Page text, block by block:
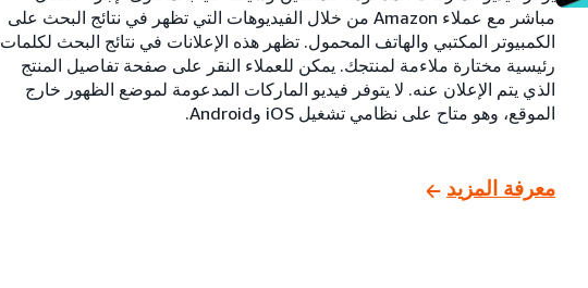
مباشر مع عملاء Amazon من خلال الفيديوهات التي تظهر في نتائج البحث على
الكمبيوتر المكتبي والهاتف المحمول. تظهر هذه الإعلانات في نتائج البحث لكلمات
رئيسية مختارة ملاءمة لمنتجك. يمكن للعملاء النقر على صفحة تفاصيل المنتج
الذي يتم الإعلان عنه. لا يتوفر فيديو الماركات المدعومة لموضع الظهور خارج
الموقع، وهو متاح على نظامي تشغيل iOS وAndroid.
معرفة المزيد